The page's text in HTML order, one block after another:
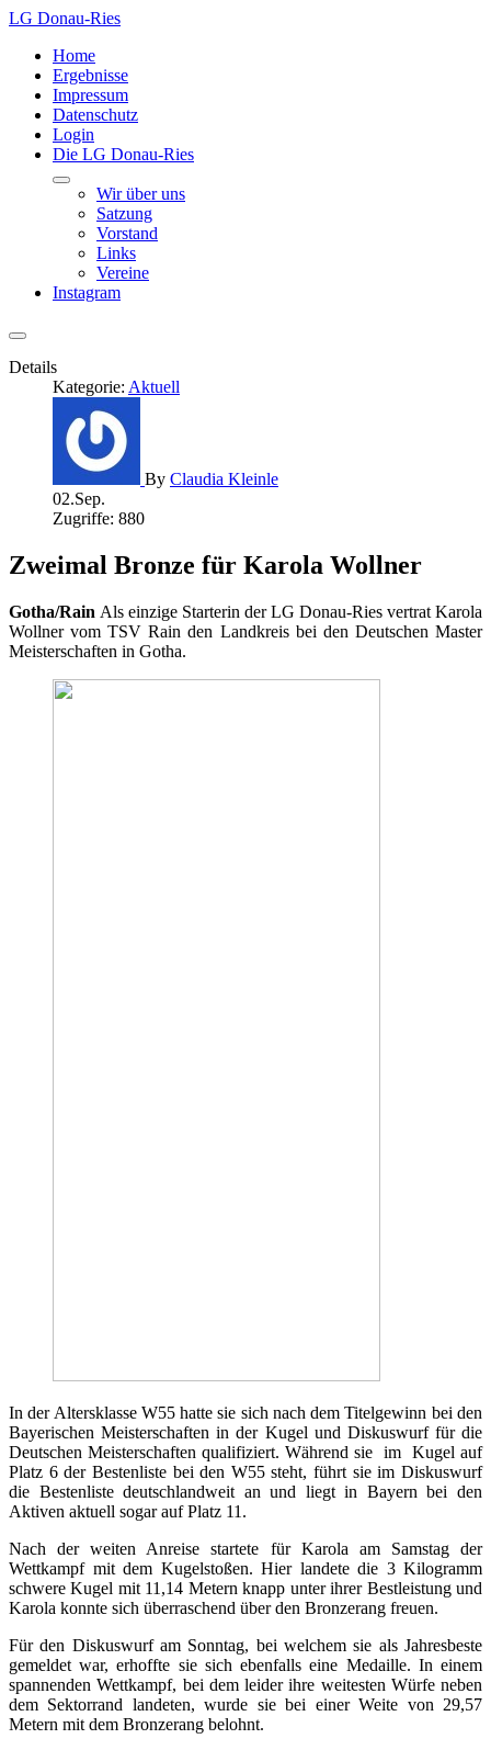
LG Donau-Ries
Home
Ergebnisse
Impressum
Datenschutz
Login
Die LG Donau-Ries
Wir über uns
Satzung
Vorstand
Links
Vereine
Instagram
Details
Kategorie: Aktuell
By Claudia Kleinle
02.Sep.
Zugriffe: 880
Zweimal Bronze für Karola Wollner
Gotha/Rain Als einzige Starterin der LG Donau-Ries vertrat Karola
Wollner vom TSV Rain den Landkreis bei den Deutschen Master
Meisterschaften in Gotha.
In der Altersklasse W55 hatte sie sich nach dem Titelgewinn bei den
Bayerischen Meisterschaften in der Kugel und Diskuswurf für die
Deutschen Meisterschaften qualifiziert. Während sie im Kugel auf
Platz 6 der Bestenliste bei den W55 steht, führt sie im Diskuswurf
die Bestenliste deutschlandweit an und liegt in Bayern bei den
Aktiven aktuell sogar auf Platz 11.
Nach der weiten Anreise startete für Karola am Samstag der
Wettkampf mit dem Kugelstoßen. Hier landete die 3 Kilogramm
schwere Kugel mit 11,14 Metern knapp unter ihrer Bestleistung und
Karola konnte sich überraschend über den Bronzerang freuen.
Für den Diskuswurf am Sonntag, bei welchem sie als Jahresbeste
gemeldet war, erhoffte sie sich ebenfalls eine Medaille. In einem
spannenden Wettkampf, bei dem leider ihre weitesten Würfe neben
dem Sektorrand landeten, wurde sie bei einer Weite von 29,57
Metern mit dem Bronzerang belohnt.